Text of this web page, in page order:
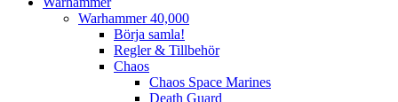
Warhammer 40,000
Börja samla!
Regler & Tillbehör
Chaos
Chaos Space Marines
Death Guard